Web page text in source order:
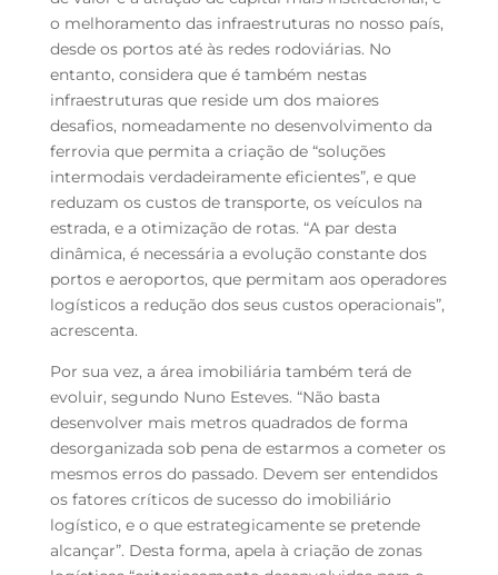
o melhoramento das infraestruturas no nosso país,
desde os portos até às redes rodoviárias. No
entanto, considera que é também nestas
infraestruturas que reside um dos maiores
desafios, nomeadamente no desenvolvimento da
ferrovia que permita a criação de “soluções
intermodais verdadeiramente eficientes”, e que
reduzam os custos de transporte, os veículos na
estrada, e a otimização de rotas. “A par desta
dinâmica, é necessária a evolução constante dos
portos e aeroportos, que permitam aos operadores
logísticos a redução dos seus custos operacionais”,
acrescenta.
Por sua vez, a área imobiliária também terá de
evoluir, segundo Nuno Esteves. “Não basta
desenvolver mais metros quadrados de forma
desorganizada sob pena de estarmos a cometer os
mesmos erros do passado. Devem ser entendidos
os fatores críticos de sucesso do imobiliário
logístico, e o que estrategicamente se pretende
alcançar”. Desta forma, apela à criação de zonas